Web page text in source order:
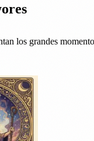
los grandes